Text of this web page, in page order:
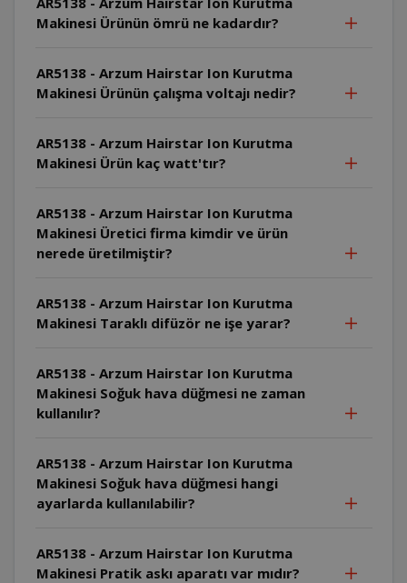
Makinesi Ürünün ömrü ne kadardır?
AR5138 - Arzum Hairstar Ion Kurutma
Makinesi Ürünün çalışma voltajı nedir?
AR5138 - Arzum Hairstar Ion Kurutma
Makinesi Ürün kaç watt'tır?
AR5138 - Arzum Hairstar Ion Kurutma
Makinesi Üretici firma kimdir ve ürün
nerede üretilmiştir?
AR5138 - Arzum Hairstar Ion Kurutma
Makinesi Taraklı difüzör ne işe yarar?
AR5138 - Arzum Hairstar Ion Kurutma
Makinesi Soğuk hava düğmesi ne zaman
kullanılır?
AR5138 - Arzum Hairstar Ion Kurutma
Makinesi Soğuk hava düğmesi hangi
ayarlarda kullanılabilir?
AR5138 - Arzum Hairstar Ion Kurutma
Makinesi Pratik askı aparatı var mıdır?